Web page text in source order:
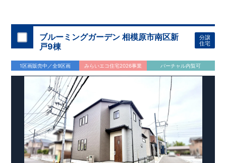
​段差のないシームアンダーボウル仕様でお手入れ簡単◎
​・主寝室には
アクセントクロス使用♪
​↓↓クリックで詳細ご紹介
◆充実のアフターサポート◆
​東栄住宅では、お引き渡し後最大4回の無料点検と、最長60年
間の品質保証を実施。
​お引き渡しからが本当のお付き合いだと考え、アフターサービ
スを外部の業者に委託せず、
​東栄住宅グループ「東栄ホームサービス株式会社」にて責任を
もって対応いたします。
​​↓↓クリックで詳細ご紹介
◆長期優良住宅【済】◆
​当物件は国から定められた7つの技術基準をクリアした認定住
ブルーミングガーデン 相模原市南区新
戸9棟
分譲
住宅
1区画販売中／全9区画 みらいエコ住宅2026事業 バーチャル内覧可